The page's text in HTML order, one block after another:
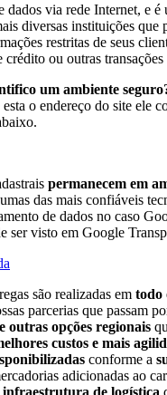
dados via rede Internet, e é
diversas instituições que
restritas de seus
crédito ou outras
um ambiente
o endereço do site ele
permanecem em
das mais confiáveis
de dados no caso
ser visto em Google
são realizadas em todo
parcerias que passam
outras opções regionais
custos e mais
conforme a
adicionadas ao
infraestrutura de logística